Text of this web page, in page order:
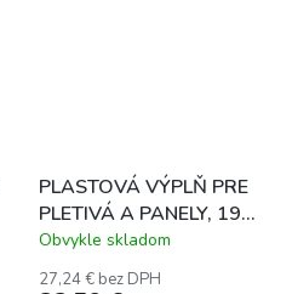
PLASTOVÁ VÝPLŇ PRE
PLETIVÁ A PANELY, 190
mm (26 m rolka) -
ZELENÁ RAL 6005
Obvykle skladom
27,24 € bez DPH